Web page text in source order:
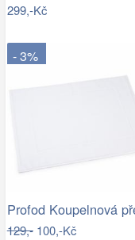
299,-Kč
- 3%
129,-100,-Kč